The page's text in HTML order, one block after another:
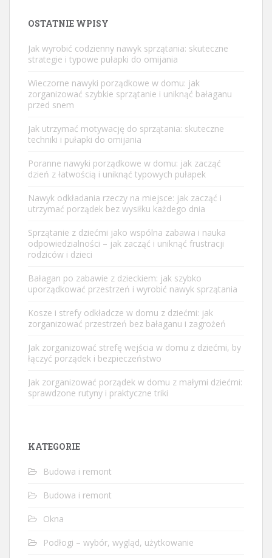
OSTATNIE WPISY
Jak wyrobić codzienny nawyk sprzątania: skuteczne
strategie i typowe pułapki do omijania
Wieczorne nawyki porządkowe w domu: jak
zorganizować szybkie sprzątanie i uniknąć bałaganu
przed snem
Jak utrzymać motywację do sprzątania: skuteczne
techniki i pułapki do omijania
Poranne nawyki porządkowe w domu: jak zacząć
dzień z łatwością i uniknąć typowych pułapek
Nawyk odkładania rzeczy na miejsce: jak zacząć i
utrzymać porządek bez wysiłku każdego dnia
Sprzątanie z dziećmi jako wspólna zabawa i nauka
odpowiedzialności – jak zacząć i uniknąć frustracji
rodziców i dzieci
Bałagan po zabawie z dzieckiem: jak szybko
uporządkować przestrzeń i wyrobić nawyk sprzątania
Kosze i strefy odkładcze w domu z dziećmi: jak
zorganizować przestrzeń bez bałaganu i zagrożeń
Jak zorganizować strefę wejścia w domu z dziećmi, by
łączyć porządek i bezpieczeństwo
Jak zorganizować porządek w domu z małymi dziećmi:
sprawdzone rutyny i praktyczne triki
KATEGORIE
Budowa i remont
Budowa i remont
Okna
Podłogi – wybór, wygląd, użytkowanie